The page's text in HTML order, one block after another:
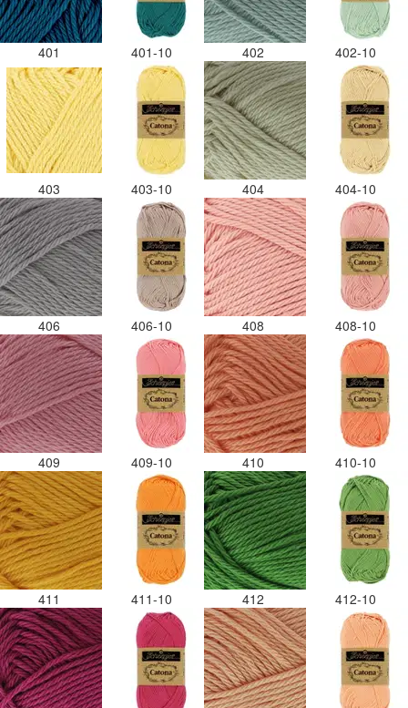
401 401-10 402 402-10
403 403-10 404 404-10
406 406-10 408 408-10
409 409-10 410 410-10
411 411-10 412 412-10